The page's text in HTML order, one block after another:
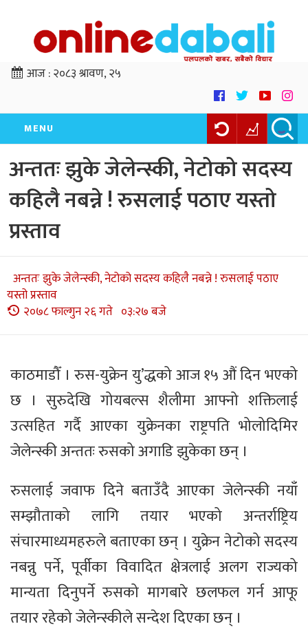
आज :२०८३ श्रावण, २५
MENU
अन्ततः झुके जेलेन्स्की, नेटोको सदस्य
कहिलै नबन्ने ! रुसलाई पठाए यस्तो
प्रस्ताव
अन्ततः झुके जेलेन्स्की, नेटोको सदस्य कहिलै नबन्ने ! रुसलाई पठाए
यस्तो प्रस्ताव
२०७८ फाल्गुन २६ गते ०३:२७ बजे
काठमाडौँ । रुस-युक्रेन यु’द्धको आज १५ औं दिन भएको
छ । सुरुदेखि गोयबल्स शैलीमा आफ्नो शक्तिलाई
उत्सहित गर्दै आएका युक्रेनका राष्ट्रपति भोलोदिमिर
जेलेन्स्की अन्ततः रुसको अगाडि झुकेका छन् ।
रुसलाई जवाफ दिने बताउँदै आएका जेलेन्स्की नयाँ
सम्झौताको लागि तयार भएको अन्तर्राष्ट्रिय
संचारमाध्यमहरुले बताएका छन् । युक्रेन नेटोको सदस्य
नबन्नु पर्ने, पूर्वीका विवादित क्षेत्रलाई अलग राज्यको
मान्यता दिनुपर्ने रुसको मागबारे छलफल गर्न आफू
तयार रहेको जेलेन्स्कीले सन्देश दिएका छन् ।